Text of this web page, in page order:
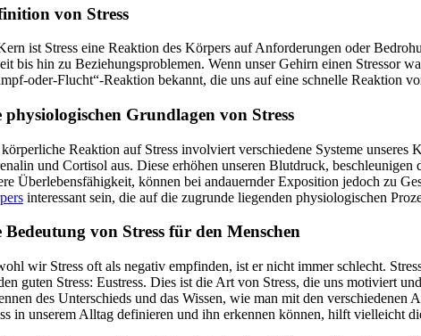
von Stress
ist Stress eine Reaktion des Körpers auf Anforderungen oder
bis hin zu Beziehungsproblemen. Wenn unser Gehirn einen Stressor
oder-Flucht“-Reaktion bekannt, die uns auf eine schnelle Reaktion
physiologischen Grundlagen von Stress
Reaktion auf Stress involviert verschiedene Systeme
und Cortisol aus. Diese erhöhen unseren Blutdruck,
Überlebensfähigkeit, können bei andauernder Exposition jedoch zu
interessant sein, die auf die zugrunde liegenden physiologischen
Bedeutung von Stress für den Menschen
wir Stress oft als negativ empfinden, ist er nicht immer schlecht.
guten Stress: Eustress. Dies ist die Art von Stress, die uns motiviert
des Unterschieds und das Wissen, wie man mit den
in unserem Alltag definieren und ihn erkennen können, hilft vielleicht